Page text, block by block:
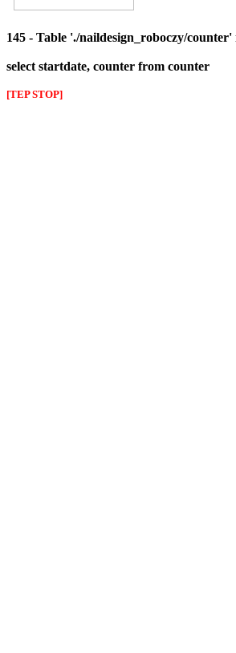
145 - Table './naildesign_roboczy/
select startdate, counter from counter
[TEP STOP]